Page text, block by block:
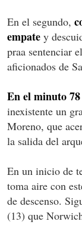
En el segundo,
empate y
praa sentenciar
aficionados de
En el minuto
inexistente un
Moreno, que
la salida del
En un inicio de
toma aire con
de descenso.
(13) que